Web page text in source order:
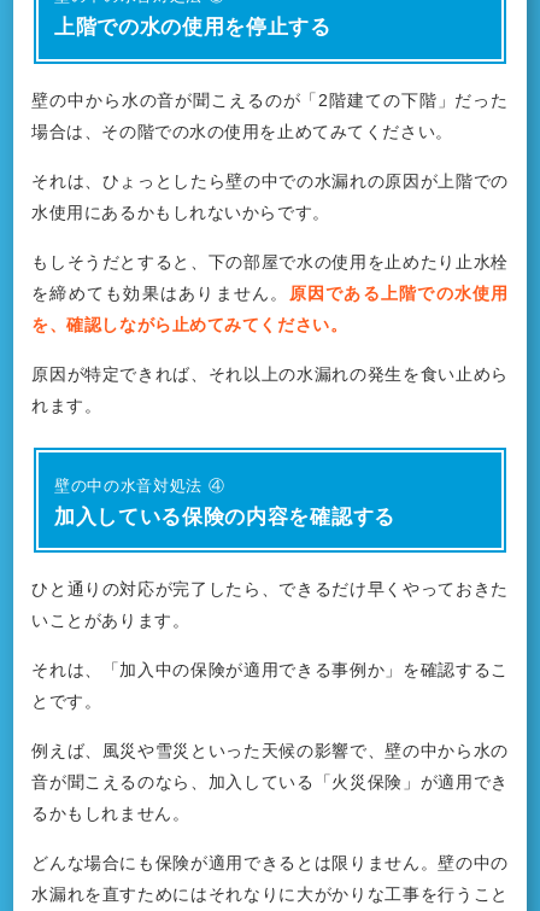
上階での水の使用を停止する
壁の中から水の音が聞こえるのが「2階建ての下階」だった
場合は、その階での水の使用を止めてみてください。
それは、ひょっとしたら壁の中での水漏れの原因が上階での
水使用にあるかもしれないからです。
もしそうだとすると、下の部屋で水の使用を止めたり止水栓
を締めても効果はありません。 原因である上階での水使用
を、確認しながら止めてみてください。
原因が特定できれば、それ以上の水漏れの発生を食い止めら
れます。
壁の中の水音対処法 ④
加入している保険の内容を確認する
ひと通りの対応が完了したら、できるだけ早くやっておきた
いことがあります。
それは、「加入中の保険が適用できる事例か」を確認するこ
とです。
例えば、風災や雪災といった天候の影響で、壁の中から水の
音が聞こえるのなら、加入している「火災保険」が適用でき
るかもしれません。
どんな場合にも保険が適用できるとは限りません。壁の中の
水漏れを直すためにはそれなりに大がかりな工事を行うこと